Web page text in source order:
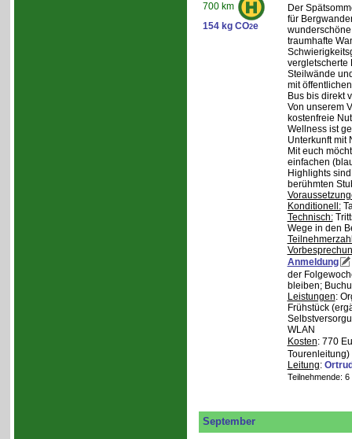
700 km
154 kg CO2e
Der
für
traumhafte
vergletscherte
Steilwände
mit
Bus bis direkt
Von unserem
kostenfreie
Wellness ist
Unterkunft mit
Mit euch
einfachen
Highlights
berühmten
Konditionell:
Technisch:
Wege in den
Anmeldung
der
bleiben;
Leistungen:
Frühstück
WLAN
Kosten: 770
Tourenleitung)
Leitung:
Teilnehmende:
September